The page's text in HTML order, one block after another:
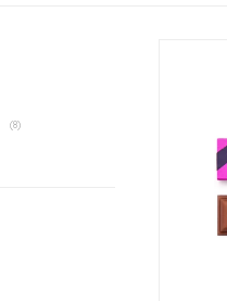
(8)